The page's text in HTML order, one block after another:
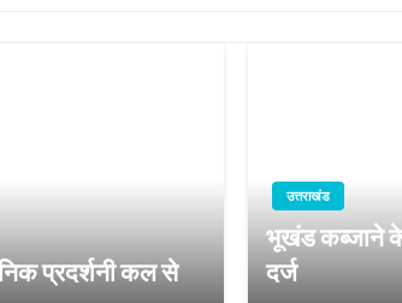
प्रदर्शनी कल से
उत्तराखंड
भूखंड कब्जाने के
दर्ज